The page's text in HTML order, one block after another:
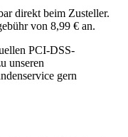
direkt beim Zusteller.
von 8,99 € an.
PCI-DSS-
unseren
gern